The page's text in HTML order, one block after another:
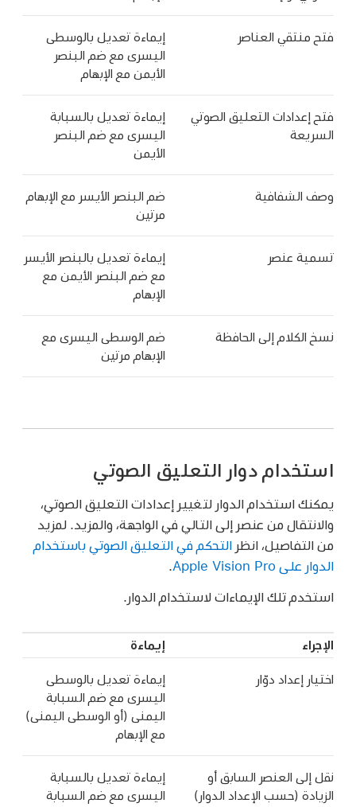
فتح منتقي العناصر
إيماءة تعديل بالوسطى
اليسرى مع ضم البنصر
الأيمن مع الإبهام
فتح إعدادات التعليق الصوتي
السريعة
إيماءة تعديل بالسبابة
اليسرى مع ضم البنصر
الأيمن
وصف الشفافية
ضم البنصر الأيسر مع الإبهام
مرتين
تسمية عنصر
إيماءة تعديل بالبنصر الأيسر
مع ضم البنصر الأيمن مع
الإبهام
نسخ الكلام إلى الحافظة
ضم الوسطى اليسرى مع
الإبهام مرتين
استخدام دوار التعليق الصوتي
يمكنك استخدام الدوار لتغيير إعدادات التعليق الصوتي،
والانتقال من عنصر إلى التالي في الواجهة، والمزيد. لمزيد
من التفاصيل، انظر التحكم في التعليق الصوتي باستخدام
الدوار على Apple Vision Pro
استخدم تلك الإيماءات لاستخدام الدوار.
الإجراء إيماءة
اختيار إعداد دوّار
إيماءة تعديل بالوسطى
اليسرى مع ضم السبابة
اليمنى (أو الوسطى اليمنى)
مع الإبهام
نقل إلى العنصر السابق أو
الزيادة (حسب الإعداد الدوار)
إيماءة تعديل بالسبابة
اليسرى مع ضم السبابة